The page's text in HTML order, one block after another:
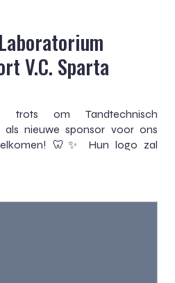
V.C. Sparta
trots om Tandtechnisch
nieuwe sponsor voor ons
🦷✨ Hun logo zal